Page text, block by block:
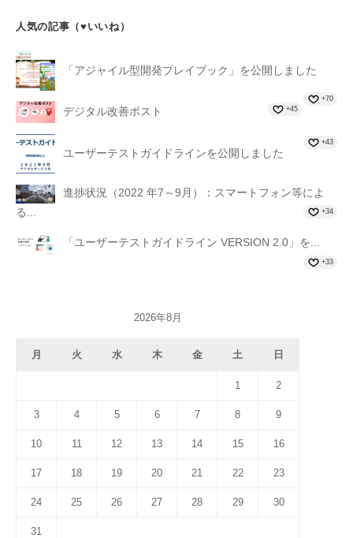
人気の記事（♥いいね）
「アジャイル型開発プレイブック」を公開しました
+70
デジタル改善ポスト +45
ユーザーテストガイドラインを公開しました
+43
進捗状況（2022 年7～9月）：スマートフォン等によ
る...
+34
「ユーザーテストガイドライン VERSION 2.0」を...
+33
2026年8月
月 火 水 木 金 土 日
1 2
3 4 5 6 7 8 9
10 11 12 13 14 15 16
17 18 19 20 21 22 23
24 25 26 27 28 29 30
31